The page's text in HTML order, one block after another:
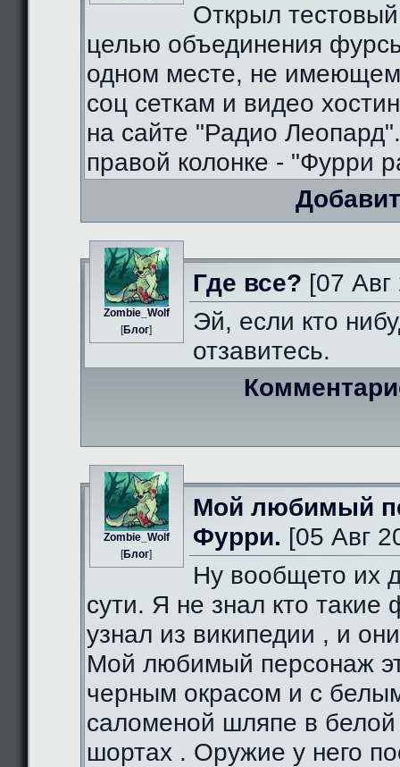
Открыл
целью объединения
одном месте, не
соц сеткам и видео
на сайте "Радио
правой колонке - "Фурри
Zombie_Wolf
[Блог]
Где все? [07
Эй, если кто
отзавитесь.
Zombie_Wolf
[Блог]
Мой любимый
Фурри. [05 Авг
Ну вообщето их
сути. Я не знал кто такие
узнал из википедии , и
Мой любимый персонаж
черным окрасом и с
саломеной шляпе в
шортах . Оружие у него